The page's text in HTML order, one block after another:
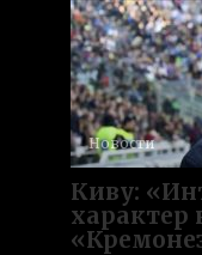
Новости
Киву:
характер